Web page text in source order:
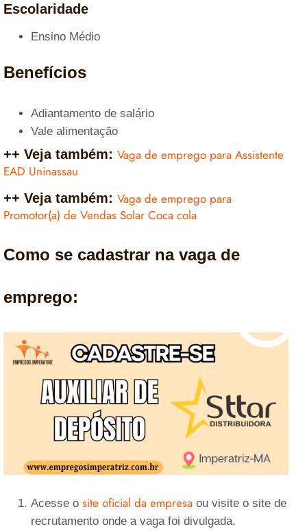
Escolaridade
Ensino Médio
Benefícios
Adiantamento de salário
Vale alimentação
++ Veja também: Vaga de emprego para Assistente
EAD Uninassau
++ Veja também: Vaga de emprego para
Promotor(a) de Vendas Solar Coca cola
Como se cadastrar na vaga de
emprego:
Acesse o site oficial da empresa ou visite o site de
recrutamento onde a vaga foi divulgada.